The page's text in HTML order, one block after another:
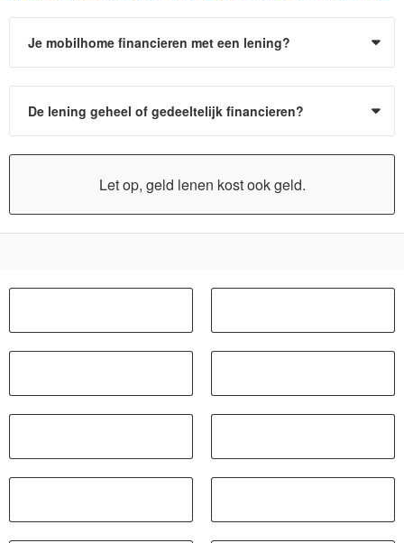
Je mobilhome financieren met een lening?
De lening geheel of gedeeltelijk financieren?
Let op, geld lenen kost ook geld.